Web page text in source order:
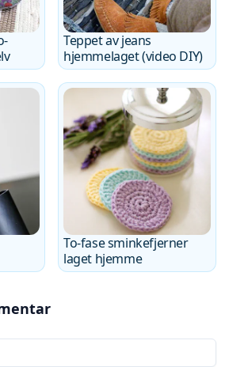
Teppet av jeans
hjemmelaget (video DIY)
To-fase sminkefjerner
laget hjemme